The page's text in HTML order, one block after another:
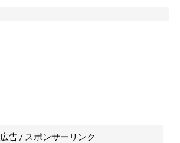
広告 / スポンサーリンク